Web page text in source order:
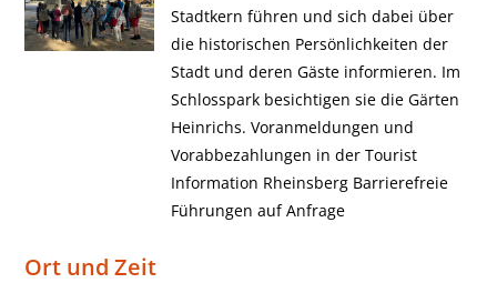
Stadtkern führen und sich dabei über
die historischen Persönlichkeiten der
Stadt und deren Gäste informieren. Im
Schlosspark besichtigen sie die Gärten
Heinrichs. Voranmeldungen und
Vorabbezahlungen in der Tourist
Information Rheinsberg Barrierefreie
Führungen auf Anfrage
Ort und Zeit